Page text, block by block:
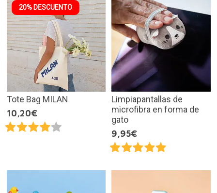
20% DESCUENTO
Tote Bag MILAN
10,20€
Limpiapantallas de
microfibra en forma de
gato
9,95€